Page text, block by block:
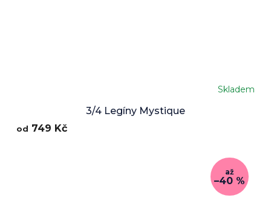
3/4 Legíny Mystique
Skladem
od 749 Kč
až
–40 %